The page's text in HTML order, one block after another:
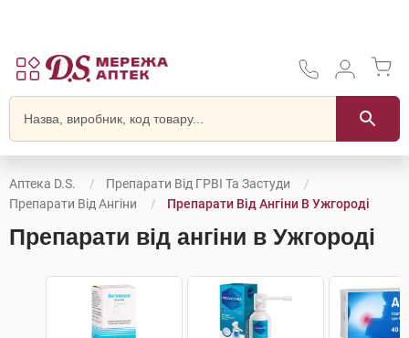
Аптека D.S.
Препарати Від ГРВІ Та Застуди
Препарати Від Ангіни
Препарати Від Ангіни В Ужгороді
Препарати від ангіни в Ужгороді